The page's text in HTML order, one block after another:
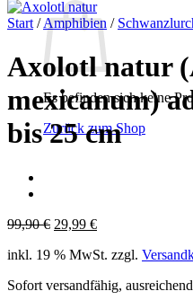
Es befinden sich keine
Zurück zum Shop
Start / Amphibien /
Axolotl natur
mexicanum)
bis 25 cm
99,90€ Ursprünglicher
war:
29,99 €Aktueller
ist:
inkl. 19 % MwSt. zzgl.
Sofort versandfähig,